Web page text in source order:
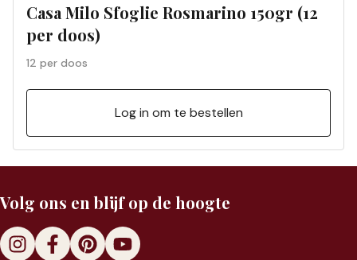
Casa Milo Sfoglie Rosmarino 150gr (12
per doos)
12 per doos
Log in om te bestellen
Volg ons en blijf op de hoogte